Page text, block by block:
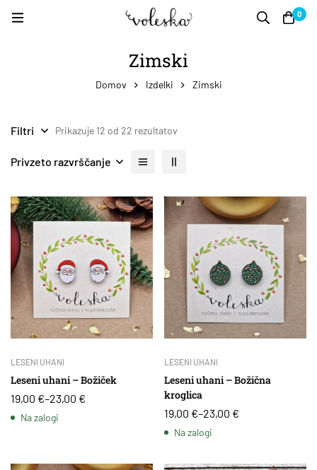
0
Zimski
Domov Izdelki Zimski
Filtri Prikazuje 12 od 22 rezultatov
Privzeto razvrščanje
LESENI UHANI
Leseni uhani – Božiček
19,00 €–23,00 €
Na zalogi
LESENI UHANI
Leseni uhani – Božična
kroglica
19,00 €–23,00 €
Na zalogi